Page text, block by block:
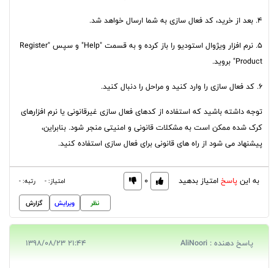
4. بعد از خرید، کد فعال سازی به شما ارسال خواهد شد.
5. نرم افزار ویژوال استودیو را باز کرده و به قسمت "Help" و سپس "Register
Product" بروید.
6. کد فعال سازی را وارد کنید و مراحل را دنبال کنید.
توجه داشته باشید که استفاده از کدهای فعال سازی غیرقانونی یا نرم افزارهای
کرک شده ممکن است به مشکلات قانونی و امنیتی منجر شود. بنابراین،
پیشنهاد می شود از راه های قانونی برای فعال سازی استفاده کنید.
به اینپاسخامتیاز بدهید 0 امتیاز: -
رتبه: -
نظر
ویرایش گزارش
پاسخ دهنده : AliNoori 21:44 1398/08/23